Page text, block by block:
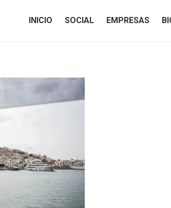
INICIO SOCIAL EMPRESAS
INICIO SOCIAL EMPRESAS